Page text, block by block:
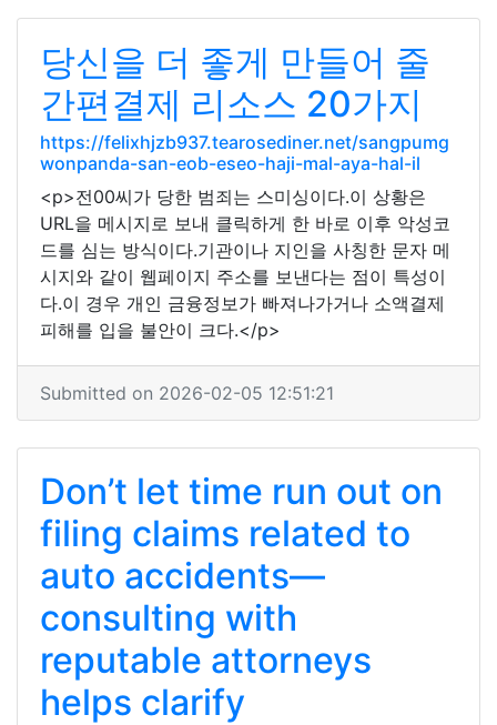
당신을 더 좋게 만들어 줄
간편결제 리소스 20가지
https://felixhjzb937.tearosediner.net/sangpumg
wonpanda-san-eob-eseo-haji-mal-aya-hal-il
<p>전00씨가 당한 범죄는 스미싱이다.이 상황은
URL을 메시지로 보내 클릭하게 한 바로 이후 악성코
드를 심는 방식이다.기관이나 지인을 사칭한 문자 메
시지와 같이 웹페이지 주소를 보낸다는 점이 특성이
다.이 경우 개인 금융정보가 빠져나가거나 소액결제
피해를 입을 불안이 크다.</p>
Submitted on 2026-02-05 12:51:21
Don’t let time run out on
filing claims related to
auto accidents—
consulting with
reputable attorneys
helps clarify